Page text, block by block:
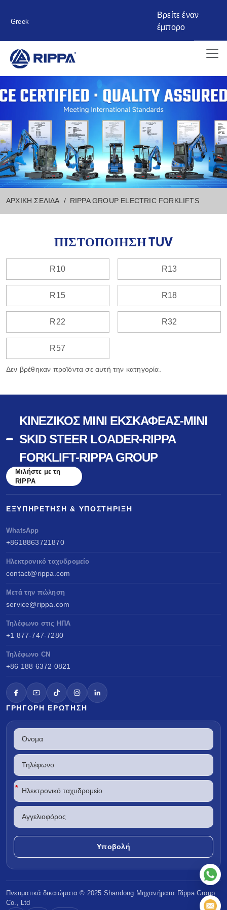
Greek
Βρείτε έναν
έμπορο
ΑΡΧΙΚΉ ΣΕΛΊΔΑ RIPPA GROUP ELECTRIC FORKLIFTS
ΠΙΣΤΟΠΟΊΗΣΗ TUV
R10 R13
R15 R18
R22 R32
R57
Δεν βρέθηκαν προϊόντα σε αυτή την κατηγορία.
ΚΙΝΈΖΙΚΟΣ ΜΊΝΙ ΕΚΣΚΑΦΈΑΣ-MINI
SKID STEER LOADER-RIPPA
FORKLIFT-RIPPA GROUP
Μιλήστε με τη
RIPPA
ΕΞΥΠΗΡΈΤΗΣΗ & ΥΠΟΣΤΉΡΙΞΗ
WhatsApp
+8618863721870
Ηλεκτρονικό ταχυδρομείο
contact@rippa.com
Μετά την πώληση
service@rippa.com
Τηλέφωνο στις ΗΠΑ
+1 877-747-7280
Τηλέφωνο CN
+86 188 6372 0821
ΓΡΉΓΟΡΗ ΕΡΏΤΗΣΗ
*
Πνευματικά δικαιώματα © 2025 Shandong Μηχανήματα RippaGroup
Co., Ltd